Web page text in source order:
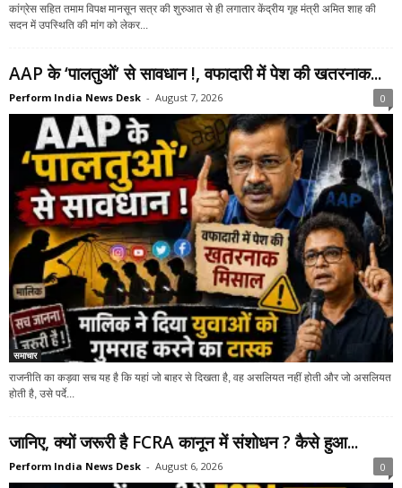
कांग्रेस सहित तमाम विपक्ष मानसून सत्र की शुरुआत से ही लगातार केंद्रीय गृह मंत्री अमित शाह की
सदन में उपस्थिति की मांग को लेकर...
AAP के ‘पालतुओं’ से सावधान !, वफादारी में पेश की खतरनाक...
Perform India News Desk - August 7, 2026 0
समाचार
राजनीति का कड़वा सच यह है कि यहां जो बाहर से दिखता है, वह असलियत नहीं होती और जो असलियत
होती है, उसे पर्दे...
जानिए, क्यों जरूरी है FCRA कानून में संशोधन ? कैसे हुआ...
Perform India News Desk - August 6, 2026 0